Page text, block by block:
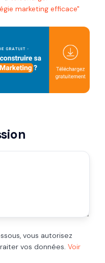
marketing efficace"
vous autorisez
vos données. Voir